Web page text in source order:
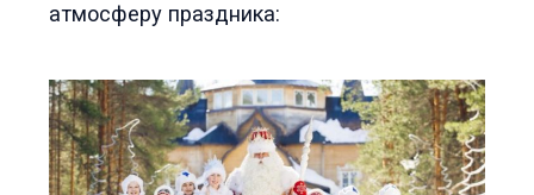
атмосферу праздника: